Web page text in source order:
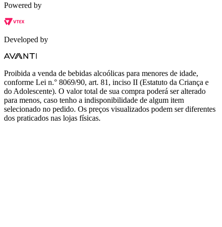
Powered by
Developed by
Proibida a venda de bebidas alcoólicas para menores de idade,
conforme Lei n.° 8069/90, art. 81, inciso II (Estatuto da Criança e
do Adolescente). O valor total de sua compra poderá ser alterado
para menos, caso tenho a indisponibilidade de algum item
selecionado no pedido. Os preços visualizados podem ser diferentes
dos praticados nas lojas físicas.